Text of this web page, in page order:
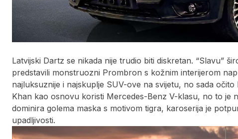
Latvijski Dartz se nikada nije trudio biti diskretan. “Slavu”
predstavili monstruozni Prombron s kožnim interijerom
najluksuznije i najskuplje SUV-ove na svijetu, no sada
Khan kao osnovu koristi Mercedes-Benz V-klasu, no to je
dominira golema maska s motivom tigra, karoserija je
upadljivosti.